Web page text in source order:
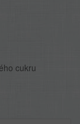
cukru